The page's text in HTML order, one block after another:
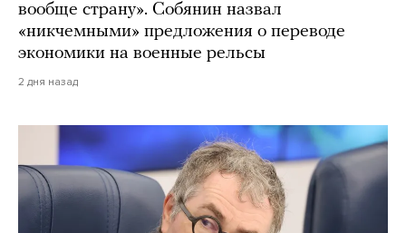
вообще страну». Собянин назвал
«никчемными» предложения о переводе
экономики на военные рельсы
2 дня назад